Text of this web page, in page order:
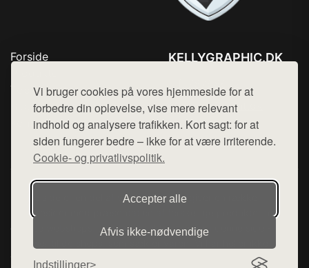
Vi bruger cookies på vores hjemmeside for at
forbedre din oplevelse, vise mere relevant
indhold og analysere trafikken. Kort sagt: for at
siden fungerer bedre – ikke for at være irriterende.
Cookie- og privatlivspolitik.
Accepter alle
Afvis ikke‑nødvendige
Indstillinger
Forside
Top Rabatter
Blog
Kontakt
KELLYGRAPHIC.DK
Mail: hej@want.dk
Cookie- og privatlivspolitik
Denne side er en del af want.dk, der udgiver en række
hjemmesider med præsentation af forskellige produkter fra
diverse webshops. Der sælges ikke varer fra denne side - vi
varerne på lager.